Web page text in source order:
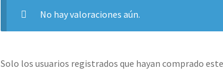
No hay valoraciones aún.
Solo los usuarios registrados que hayan comprado